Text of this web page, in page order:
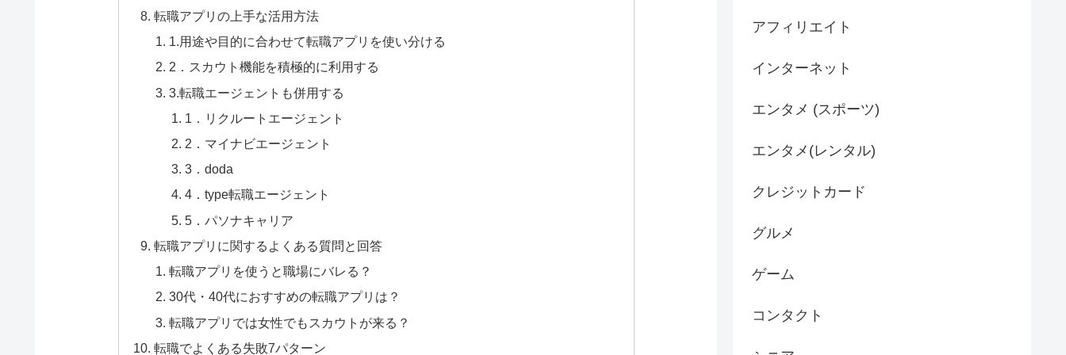
転職アプリの上手な活用方法
1.用途や目的に合わせて転職アプリを使い分ける
2．スカウト機能を積極的に利用する
3.転職エージェントも併用する
1．リクルートエージェント
2．マイナビエージェント
3．doda
4．type転職エージェント
5．パソナキャリア
転職アプリに関するよくある質問と回答
転職アプリを使うと職場にバレる？
30代・40代におすすめの転職アプリは？
転職アプリでは女性でもスカウトが来る？
転職でよくある失敗7パターン
アフィリエイト
インターネット
エンタメ (スポーツ)
エンタメ(レンタル)
クレジットカード
グルメ
ゲーム
コンタクト